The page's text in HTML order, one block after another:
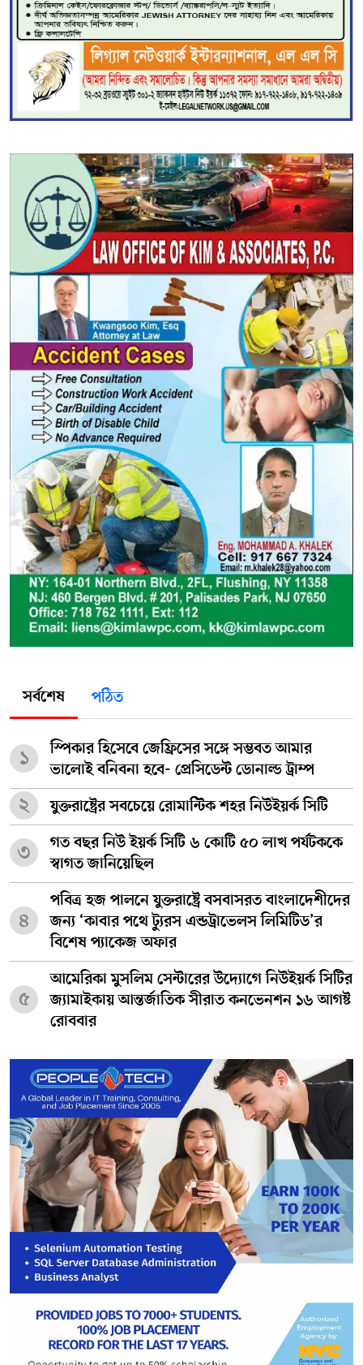
সর্বশেষ পঠিত
১
স্পিকার হিসেবে জেফ্রিসের সঙ্গে সম্ভবত আমার
ভালোই বনিবনা হবে- প্রেসিডেন্ট ডোনাল্ড ট্রাম্প
২ যুক্তরাষ্ট্রের সবচেয়ে রোমান্টিক শহর নিউইয়র্ক সিটি
৩
গত বছর নিউ ইয়র্ক সিটি ৬ কোটি ৫০ লাখ পর্যটককে
স্বাগত জানিয়েছিল
৪
পবিত্র হজ পালনে যুক্তরাষ্ট্রে বসবাসরত বাংলাদেশীদের
জন্য ‘কাবার পথে ট্যুরস এন্ডট্রাভেলস লিমিটিড’র
বিশেষ প্যাকেজ অফার
৫
আমেরিকা মুসলিম সেন্টারের উদ্যোগে নিউইয়র্ক সিটির
জ্যামাইকায় আন্তর্জাতিক সীরাত কনভেনশন ১৬ আগষ্ট
রোববার